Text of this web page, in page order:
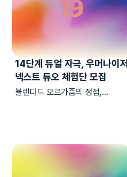
14단계 듀얼 자극, 우머나이저
넥스트 듀오 체험단 모집
블렌디드 오르가즘의 정점,